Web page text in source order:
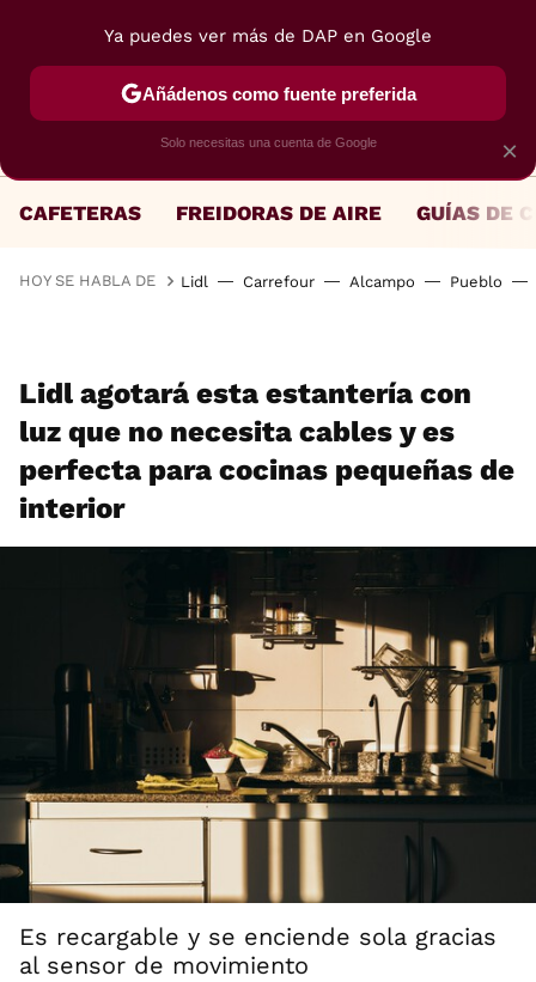
CAFETERAS FREIDORAS DE AIRE GUÍAS DE
HOY SE HABLA DE Lidl Carrefour Alcampo Pueblo
Lidl agotará esta estantería con
luz que no necesita cables y es
perfecta para cocinas pequeñas de
interior
Es recargable y se enciende sola gracias
al sensor de movimiento
×
Ya puedes ver más de DAP en Google
Añádenos como fuente preferida
Solo necesitas una cuenta de Google